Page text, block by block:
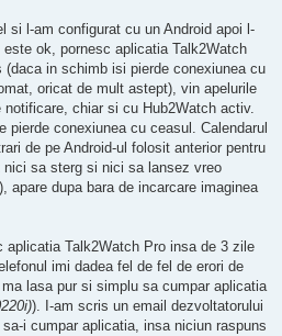
si l-am configurat cu un Android apoi l-
ok, pornesc aplicatia Talk2Watch
in schimb isi pierde conexiunea cu
oricat de mult astept), vin apelurile
chiar si cu Hub2Watch activ.
pierde conexiunea cu ceasul. Calendarul
de pe Android-ul folosit anterior pentru
sa sterg si nici sa lansez vreo
apare dupa bara de incarcare imaginea
Talk2Watch Pro insa de 3 zile
imi dadea fel de fel de erori de
lasa pur si simplu sa cumpar aplicatia
). I-am scris un email dezvoltatorului
i cumpar aplicatia, insa niciun raspuns